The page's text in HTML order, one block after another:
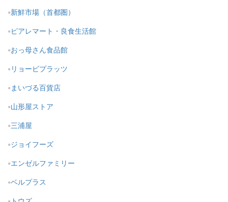
新鮮市場（首都圏）
ピアレマート・良食生活館
おっ母さん食品館
リョービプラッツ
まいづる百貨店
山形屋ストア
三浦屋
ジョイフーズ
エンゼルファミリー
ベルプラス